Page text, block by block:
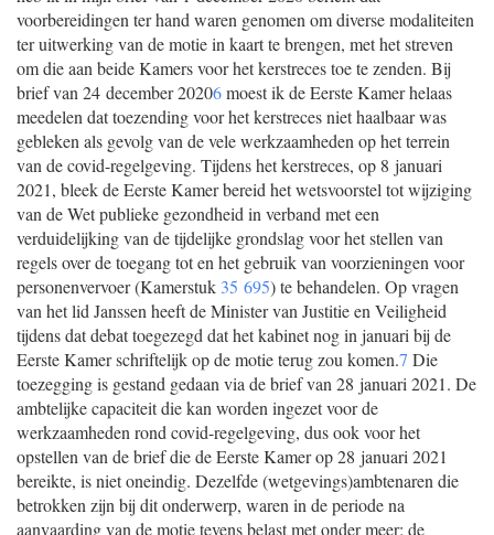
voorbereidingen ter hand waren genomen om diverse modaliteiten
ter uitwerking van de motie in kaart te brengen, met het streven
om die aan beide Kamers voor het kerstreces toe te zenden. Bij
brief van 24 december 20206moest ik de Eerste Kamer helaas
meedelen dat toezending voor het kerstreces niet haalbaar was
gebleken als gevolg van de vele werkzaamheden op het terrein
van de covid-regelgeving. Tijdens het kerstreces, op 8 januari
2021, bleek de Eerste Kamer bereid het wetsvoorstel tot wijziging
van de Wet publieke gezondheid in verband met een
verduidelijking van de tijdelijke grondslag voor het stellen van
regels over de toegang tot en het gebruik van voorzieningen voor
personenvervoer (Kamerstuk 35 695) te behandelen. Op vragen
van het lid Janssen heeft de Minister van Justitie en Veiligheid
tijdens dat debat toegezegd dat het kabinet nog in januari bij de
Eerste Kamer schriftelijk op de motie terug zou komen.7 Die
toezegging is gestand gedaan via de brief van 28 januari 2021. De
ambtelijke capaciteit die kan worden ingezet voor de
werkzaamheden rond covid-regelgeving, dus ook voor het
opstellen van de brief die de Eerste Kamer op 28 januari 2021
bereikte, is niet oneindig. Dezelfde (wetgevings)ambtenaren die
betrokken zijn bij dit onderwerp, waren in de periode na
aanvaarding van de motie tevens belast met onder meer: de